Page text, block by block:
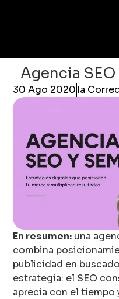
Agencia
30 Ago 2020 Ia
En resumen: una
combina
publicidad en
estrategia: el SEO
aprecia con el tiempo